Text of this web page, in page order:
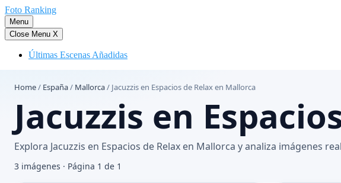
Saltar
al
contenido
Foto Ranking
Menu
Close Menu X
Últimas Escenas Añadidas
Home/ España/ Mallorca/ Jacuzzis en Espacios de Relax en Mallorca
Jacuzzis en
Explora Jacuzzis en Espacios de Relax en Mallorca y analiza imágenes
3 imágenes · Página 1 de 1